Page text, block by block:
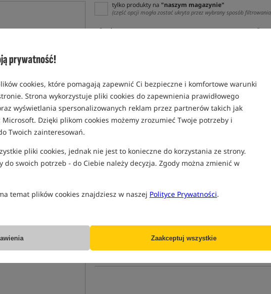
prywatność!
cookies, które pomagają zapewnić Ci bezpieczne i komfortowe warunki
Strona wykorzystuje pliki cookies do zapewnienia prawidłowego
wyświetlania spersonalizowanych reklam przez partnerów takich jak
Microsoft. Dzięki plikom cookies możemy zrozumieć Twoje potrzeby i
Twoich zainteresowań.
pliki cookies, jednak nie jest to konieczne do korzystania ze strony.
do swoich potrzeb - do Ciebie należy decyzja. Zgody można zmienić w
temat plików cookies znajdziesz w naszej Polityce Prywatności.
Zaakceptuj wszystkie
tylko produkty na "naszym magazynie"
(część opcji mogła zostać ukryta przez wybrany sposób
Opcja
1,49
SPODZIEWANA WYSYŁKAPOJUTRZE
+ DODAJ DO
Producent: Korda
Poleć ten produkt znajomym: